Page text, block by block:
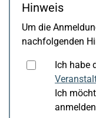
Hinweis
Um die
nachfolgenden
Ich habe
Ich